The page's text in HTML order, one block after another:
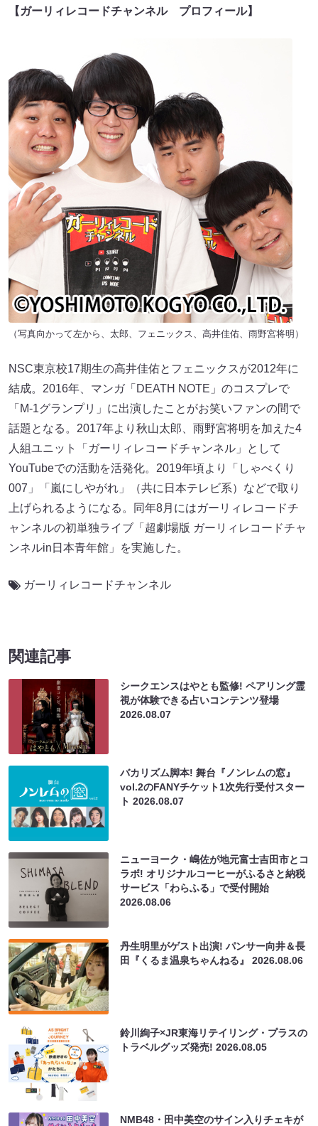
【ガーリィレコードチャンネル プロフィール】
（写真向かって左から、太郎、フェニックス、高井佳佑、雨野宮将明）
NSC東京校17期生の高井佳佑とフェニックスが2012年に
結成。2016年、マンガ「DEATH NOTE」のコスプレで
「M-1グランプリ」に出演したことがお笑いファンの間で
話題となる。2017年より秋山太郎、雨野宮将明を加えた4
人組ユニット「ガーリィレコードチャンネル」として
YouTubeでの活動を活発化。2019年頃より「しゃべくり
007」「嵐にしやがれ」（共に日本テレビ系）などで取り
上げられるようになる。同年8月にはガーリィレコードチ
ャンネルの初単独ライブ「超劇場版 ガーリィレコードチャ
ンネルin日本青年館」を実施した。
ガーリィレコードチャンネル
関連記事
シークエンスはやとも監修! ペアリング霊
視が体験できる占いコンテンツ登場
2026.08.07
バカリズム脚本! 舞台『ノンレムの窓』
vol.2のFANYチケット1次先行受付スター
ト2026.08.07
ニューヨーク・嶋佐が地元富士吉田市とコ
ラボ! オリジナルコーヒーがふるさと納税
サービス「わらふる」で受付開始
2026.08.06
丹生明里がゲスト出演! パンサー向井＆長
田『くるま温泉ちゃんねる』2026.08.06
鈴川絢子×JR東海リテイリング・プラスの
トラベルグッズ発売!2026.08.05
NMB48・田中美空のサイン入りチェキが